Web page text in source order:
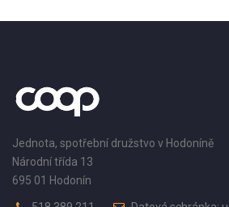
Jednota, spotřební družstvo v Hodoníně
Národní třída 13
695 01 Hodonín